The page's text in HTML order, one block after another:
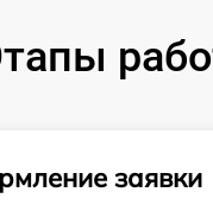
заявки